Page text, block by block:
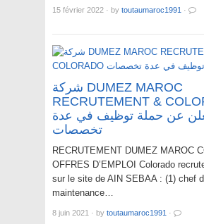
15 février 2022 · by toutaumaroc1991 ·
شركة DUMEZ MAROC
RECRUTEMENT &
عن حملة توظيف في عدة
تخصصات
RECRUTEMENT DUMEZ MAROC
OFFRES D’EMPLOI Colorado
sur le site de AIN SEBAA : (1) chef
maintenance…
8 juin 2021 · by toutaumaroc1991 ·